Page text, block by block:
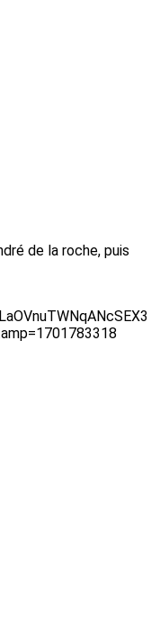
de la roche, puis